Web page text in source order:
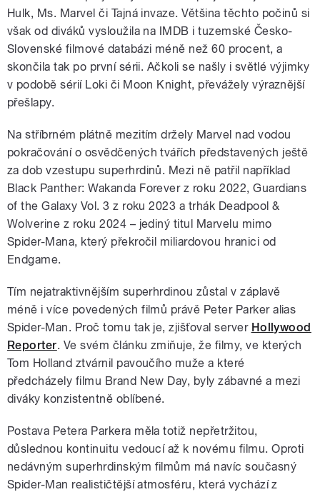
Hulk, Ms. Marvel či Tajná invaze. Většina těchto počinů si
však od diváků vysloužila na IMDB i tuzemské Česko-
Slovenské filmové databázi méně než 60 procent, a
skončila tak po první sérii. Ačkoli se našly i světlé výjimky
v podobě sérií Loki či Moon Knight, převážely výraznější
přešlapy.
Na stříbrném plátně mezitím držely Marvel nad vodou
pokračování o osvědčených tvářích představených ještě
za dob vzestupu superhrdinů. Mezi ně patřil například
Black Panther: Wakanda Forever z roku 2022, Guardians
of the Galaxy Vol. 3 z roku 2023 a trhák Deadpool &
Wolverine z roku 2024 – jediný titul Marvelu mimo
Spider-Mana, který překročil miliardovou hranici od
Endgame.
Tím nejatraktivnějším superhrdinou zůstal v záplavě
méně i více povedených filmů právě Peter Parker alias
Spider-Man. Proč tomu tak je, zjišťoval server Hollywood
Reporter. Ve svém článku zmiňuje, že filmy, ve kterých
Tom Holland ztvárnil pavoučího muže a které
předcházely filmu Brand New Day, byly zábavné a mezi
diváky konzistentně oblíbené.
Postava Petera Parkera měla totiž nepřetržitou,
důslednou kontinuitu vedoucí až k novému filmu. Oproti
nedávným superhrdinským filmům má navíc současný
Spider-Man realističtější atmosféru, která vychází z